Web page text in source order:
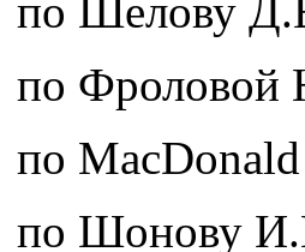
по Шелову
по Фроловой
по
по Шонову